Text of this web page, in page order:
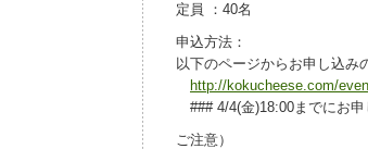
定員 ：40名
申込方法：
以下のページからお申し込み
http://kokucheese.com/
### 4/4(金)18:00までにお
ご注意）